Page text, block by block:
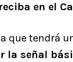
reciba en el
que tendrá
la señal